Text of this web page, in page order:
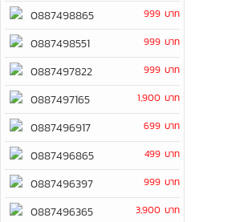
0887498865 999 บาท
0887498551 999 บาท
0887497822 999 บาท
0887497165 1,900 บาท
0887496917 699 บาท
0887496865 499 บาท
0887496397 999 บาท
0887496365 3,900 บาท